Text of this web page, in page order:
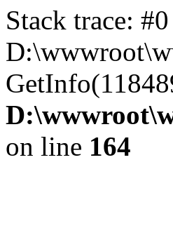
Stack trace: #0
on line 164